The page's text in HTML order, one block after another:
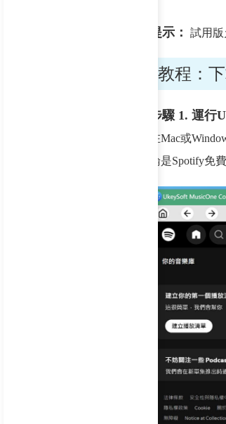
提示： 試用版
教程：
步驟 1. 運行
在Mac或
論是Spotify免